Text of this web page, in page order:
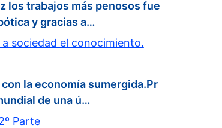
los trabajos más penosos fue
y gracias a…
sociedad el conocimiento.
la economía sumergida.Pr
de una ú…
Parte